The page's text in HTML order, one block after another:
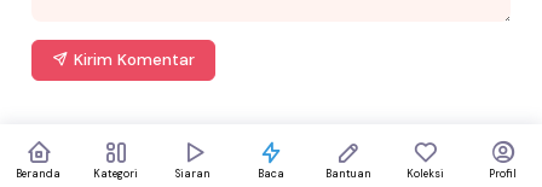
Kirim Komentar
Beranda Kategori Siaran Baca Bantuan Koleksi Profil